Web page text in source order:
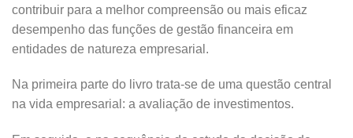
contribuir para a melhor compreensão ou mais eficaz
desempenho das funções de gestão financeira em
entidades de natureza empresarial.
Na primeira parte do livro trata-se de uma questão central
na vida empresarial: a avaliação de investimentos.